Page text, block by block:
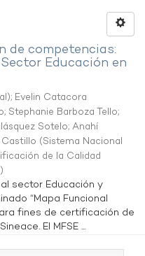
de competencias:
Educación en
; Evelin Catacora
; Stephanie Barboza Tello;
Sotelo; Anahí
(Sistema Nacional
de la Calidad
)
sector Educación y
“Mapa Funcional
fines de certificación de
El MFSE ...